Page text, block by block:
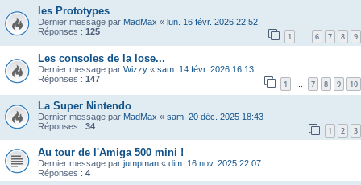
les Prototypes
Dernier message par MadMax « lun. 16 févr. 2026 22:52
Réponses : 125 1 … 6 7 8 9
Les consoles de la lose...
Dernier message par Wizzy « sam. 14 févr. 2026 16:13
Réponses : 147 1 7 8 9 10
La Super Nintendo
Dernier message par MadMax « sam. 20 déc. 2025 18:43
Réponses : 34 1 2 3
Au tour de l'Amiga 500 mini !
Dernier message par jumpman « dim. 16 nov. 2025 22:07
Réponses : 4